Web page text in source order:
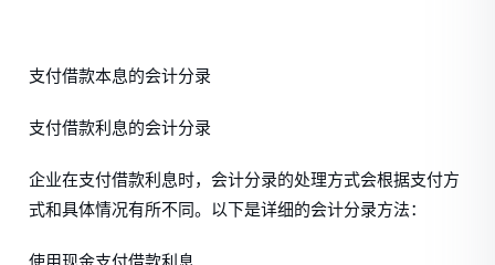
支付借款本息的会计分录
支付借款利息的会计分录
企业在支付借款利息时，会计分录的处理方式会根据支付方
式和具体情况有所不同。以下是详细的会计分录方法：